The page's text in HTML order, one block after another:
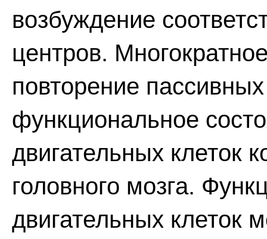
возбуждение
центров.
повторение
функциональное
двигательных клеток
головного мозга.
двигательных клеток